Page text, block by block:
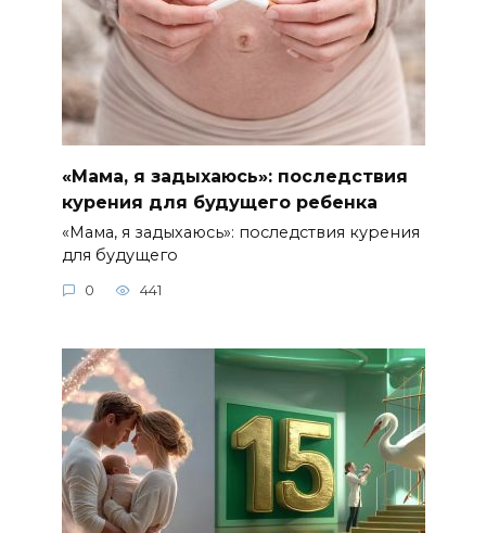
«Мама, я задыхаюсь»: последствия
курения для будущего ребенка
«Мама, я задыхаюсь»: последствия курения
для будущего
0 441